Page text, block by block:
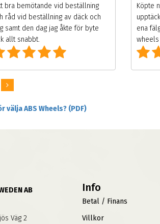
bra bemötande vid beställning
råd vid beställning av däck och
samt den dag jag åkte för byte
allt snabbt.
Köpte
ena
välja ABS Wheels? (PDF)
AB
Väg 2
Info
Betal / Finans
Villkor